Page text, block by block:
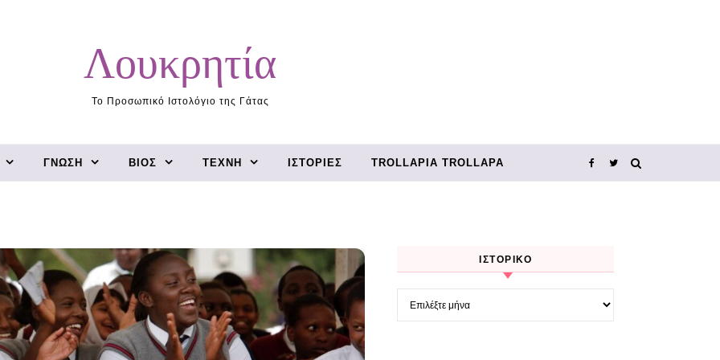
Λουκρητία
Το Προσωπικό Ιστολόγιο της Γάτας
ΓΝΏΣΗ ΒΊΟΣ ΤΈΧΝΗ ΙΣΤΟΡΊΕΣ TROLLΑΡΊΑ TROLLΑΡΆ
ΙΣΤΟΡΙΚΌ
Ιστορικό